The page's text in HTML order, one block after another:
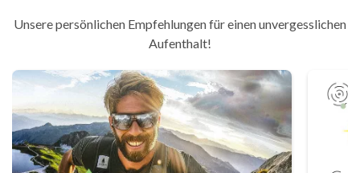
Unsere persönlichen Empfehlungen für einen unvergesslichen
Aufenthalt!